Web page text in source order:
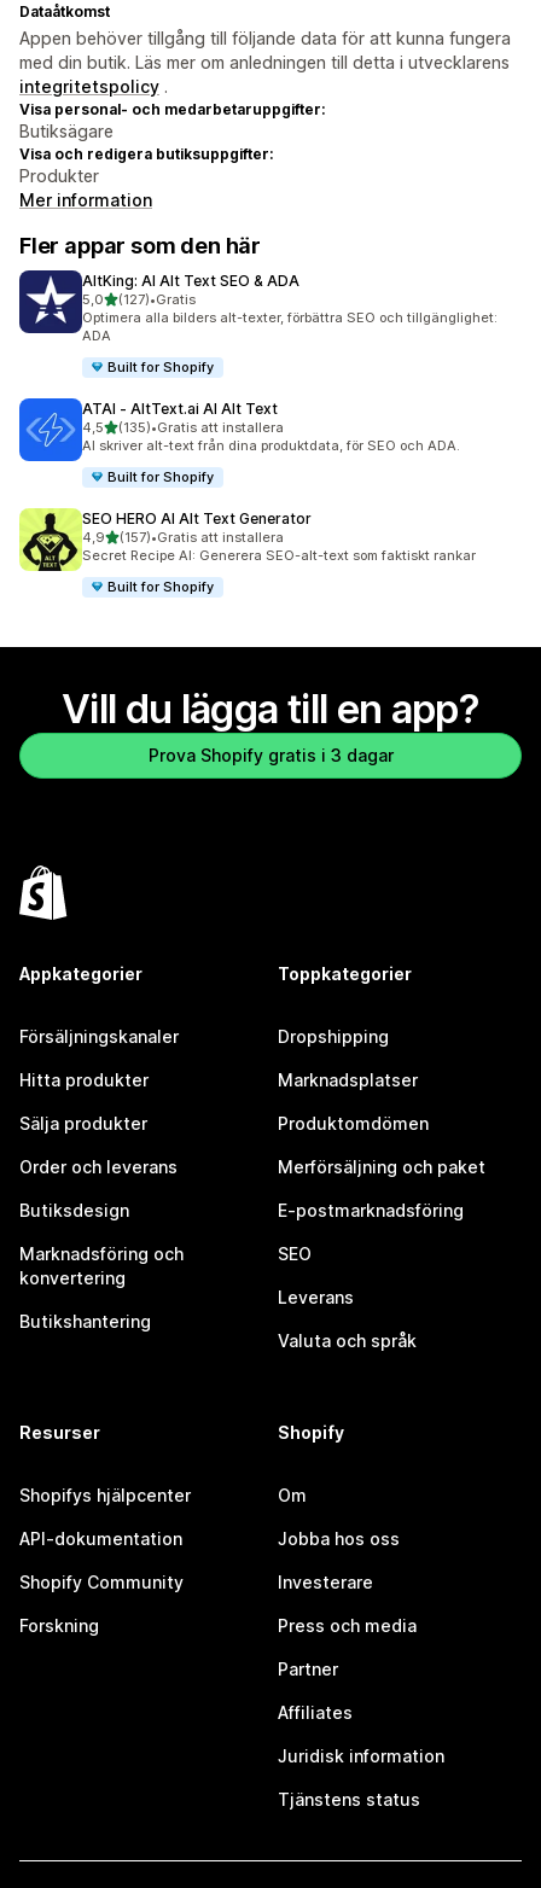
Dataåtkomst
Appen behöver tillgång till följande data för att kunna fungera
med din butik. Läs mer om anledningen till detta i utvecklarens
integritetspolicy .
Visa personal- och medarbetaruppgifter:
Butiksägare
Visa och redigera butiksuppgifter:
Produkter
Mer information
Fler appar som den här
AltKing: AI Alt Text SEO & ADA
5,0av 5 stjärnor
(127)
127 recensioner totalt
•Gratis
Optimera alla bilders alt-texter, förbättra SEO och tillgänglighet:
ADA
Built for Shopify
ATAI ‑ AltText.ai AI Alt Text
4,5av 5 stjärnor
(135)
135 recensioner totalt
•Gratis att installera
AI skriver alt-text från dina produktdata, för SEO och ADA.
Built for Shopify
SEO HERO AI Alt Text Generator
4,9av 5 stjärnor
(157)
157 recensioner totalt
•Gratis att installera
Secret Recipe AI: Generera SEO-alt-text som faktiskt rankar
Built for Shopify
Vill du lägga till en app?
Prova Shopify gratis i 3 dagar
Appkategorier
Försäljningskanaler
Hitta produkter
Sälja produkter
Order och leverans
Butiksdesign
Marknadsföring och
konvertering
Butikshantering
Toppkategorier
Dropshipping
Marknadsplatser
Produktomdömen
Merförsäljning och paket
E-postmarknadsföring
SEO
Leverans
Valuta och språk
Resurser
Shopifys hjälpcenter
API-dokumentation
Shopify Community
Forskning
Shopify
Om
Jobba hos oss
Investerare
Press och media
Partner
Affiliates
Juridisk information
Tjänstens status